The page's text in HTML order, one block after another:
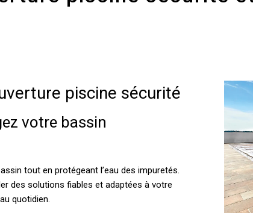
piscine sécurité
votre bassin
tout en protégeant l’eau des impuretés.
des solutions fiables et adaptées à votre
quotidien.